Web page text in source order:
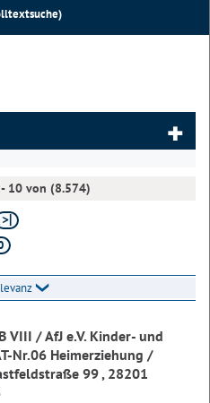
10 von (8.574)
VIII / AfJ e.V. Kinder- und
Nr.06 Heimerziehung /
99 , 28201